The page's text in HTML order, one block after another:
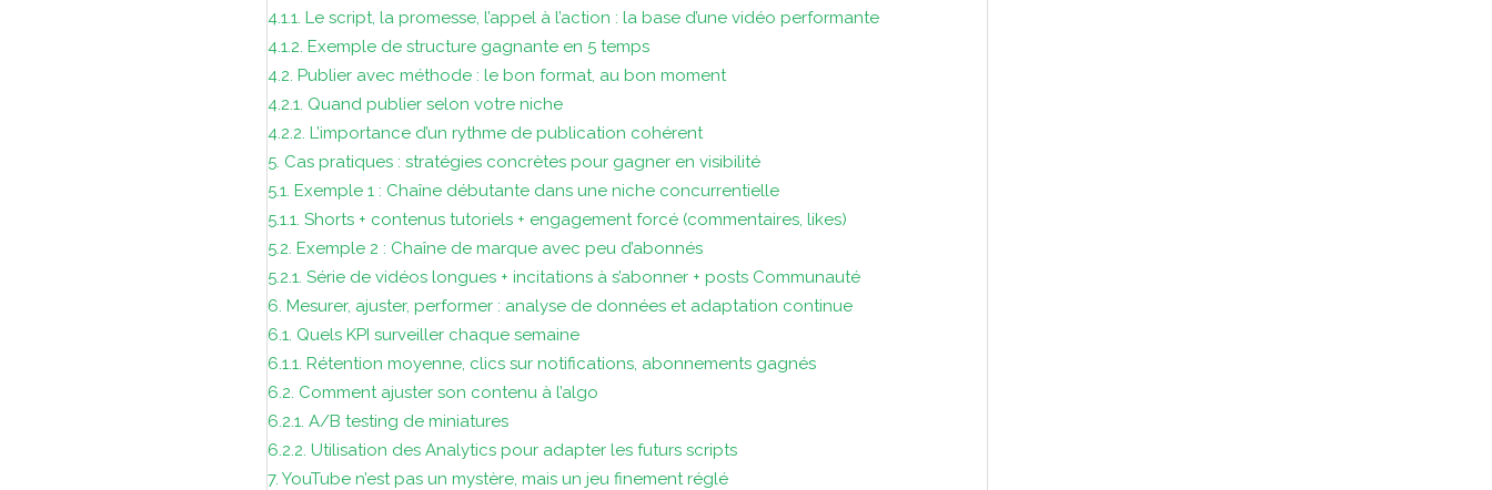
4.1.1. Le script, la promesse, l’appel à l’action : la base d’une vidéo performante
4.1.2. Exemple de structure gagnante en 5 temps
4.2. Publier avec méthode : le bon format, au bon moment
4.2.1. Quand publier selon votre niche
4.2.2. L’importance d’un rythme de publication cohérent
5. Cas pratiques : stratégies concrètes pour gagner en visibilité
5.1. Exemple 1 : Chaîne débutante dans une niche concurrentielle
5.1.1. Shorts + contenus tutoriels + engagement forcé (commentaires, likes)
5.2. Exemple 2 : Chaîne de marque avec peu d’abonnés
5.2.1. Série de vidéos longues + incitations à s’abonner + posts Communauté
6. Mesurer, ajuster, performer : analyse de données et adaptation continue
6.1. Quels KPI surveiller chaque semaine
6.1.1. Rétention moyenne, clics sur notifications, abonnements gagnés
6.2. Comment ajuster son contenu à l’algo
6.2.1. A/B testing de miniatures
6.2.2. Utilisation des Analytics pour adapter les futurs scripts
7. YouTube n’est pas un mystère, mais un jeu finement réglé